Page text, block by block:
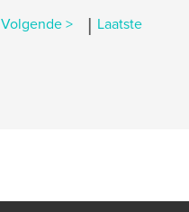
Volgende > | Laatste